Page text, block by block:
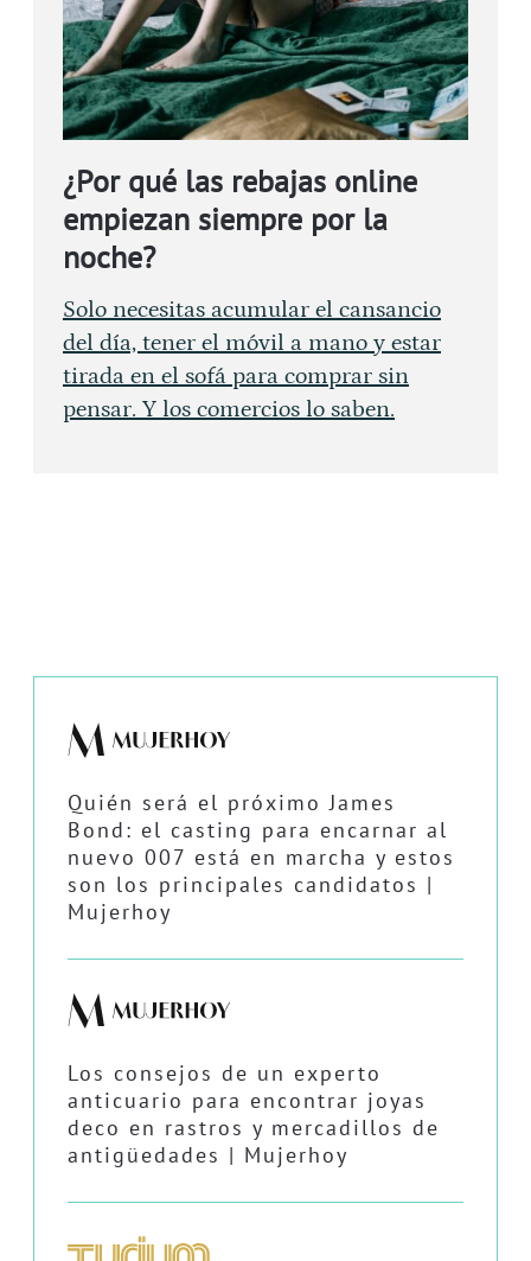
¿Por qué las rebajas online
empiezan siempre por la
noche?
Solo necesitas acumular el cansancio
del día, tener el móvil a mano y estar
tirada en el sofá para comprar sin
pensar. Y los comercios lo saben.
Quién será el próximo James
Bond: el casting para encarnar al
nuevo 007 está en marcha y estos
son los principales candidatos |
Mujerhoy
Los consejos de un experto
anticuario para encontrar joyas
deco en rastros y mercadillos de
antigüedades | Mujerhoy